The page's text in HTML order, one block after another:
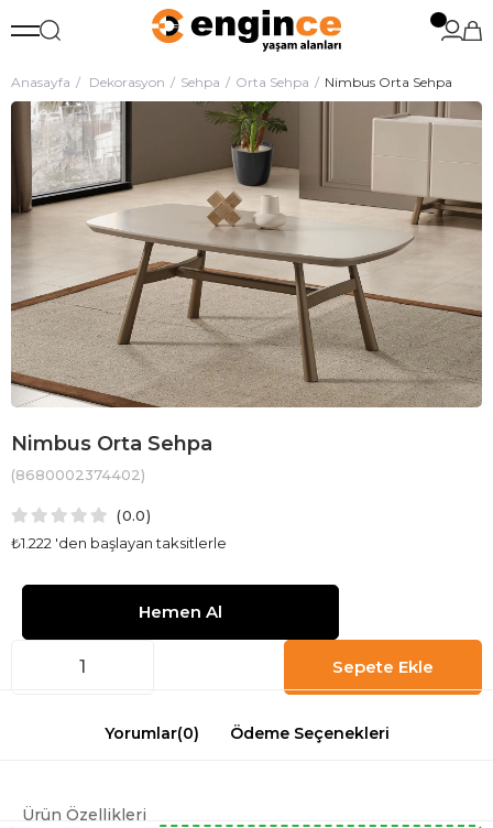
Anasayfa Dekorasyon Sehpa Orta Sehpa Nimbus Orta Sehpa
Nimbus Orta Sehpa
(8680002374402)
0.0
₺1.222 'den başlayan taksitlerle
Yorumlar(0) Ödeme Seçenekleri
Ürün Özellikleri